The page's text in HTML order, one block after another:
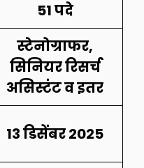
51 पदे
स्टेनोग्राफर,
सिनियर रिसर्च
असिस्टंट व इतर
13 डिसेंबर 2025